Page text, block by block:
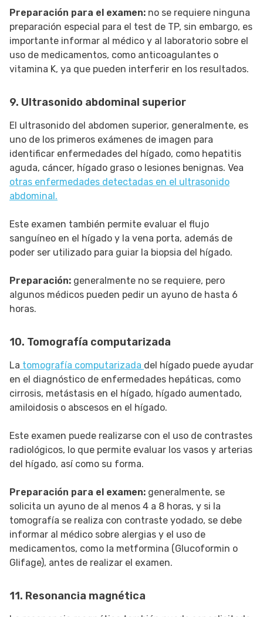
Preparación para el examen: no se requiere ninguna
preparación especial para el test de TP, sin embargo, es
importante informar al médico y al laboratorio sobre el
uso de medicamentos, como anticoagulantes o
vitamina K, ya que pueden interferir en los resultados.
9. Ultrasonido abdominal superior
El ultrasonido del abdomen superior, generalmente, es
uno de los primeros exámenes de imagen para
identificar enfermedades del hígado, como hepatitis
aguda, cáncer, hígado graso o lesiones benignas. Vea
otras enfermedades detectadas en el ultrasonido
abdominal.
Este examen también permite evaluar el flujo
sanguíneo en el hígado y la vena porta, además de
poder ser utilizado para guiar la biopsia del hígado.
Preparación: generalmente no se requiere, pero
algunos médicos pueden pedir un ayuno de hasta 6
horas.
10. Tomografía computarizada
La tomografía computarizada del hígado puede ayudar
en el diagnóstico de enfermedades hepáticas, como
cirrosis, metástasis en el hígado, hígado aumentado,
amiloidosis o abscesos en el hígado.
Este examen puede realizarse con el uso de contrastes
radiológicos, lo que permite evaluar los vasos y arterias
del hígado, así como su forma.
Preparación para el examen: generalmente, se
solicita un ayuno de al menos 4 a 8 horas, y si la
tomografía se realiza con contraste yodado, se debe
informar al médico sobre alergias y el uso de
medicamentos, como la metformina (Glucoformin o
Glifage), antes de realizar el examen.
11. Resonancia magnética